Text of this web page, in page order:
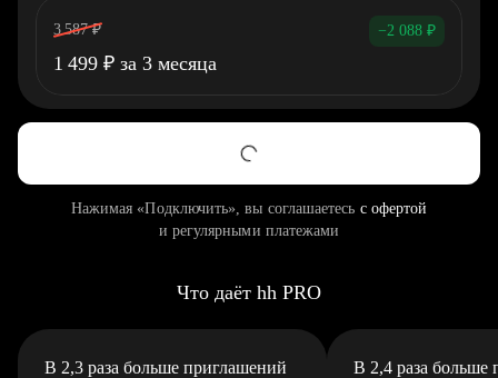
3 587 ₽ −2 088 ₽
1 499 ₽ за 3 месяца
Нажимая «Подключить», вы соглашаетесь с офертой
и регулярными платежами
Что даёт hh PRO
В 2,3 раза больше приглашений В 2,4 раза больше